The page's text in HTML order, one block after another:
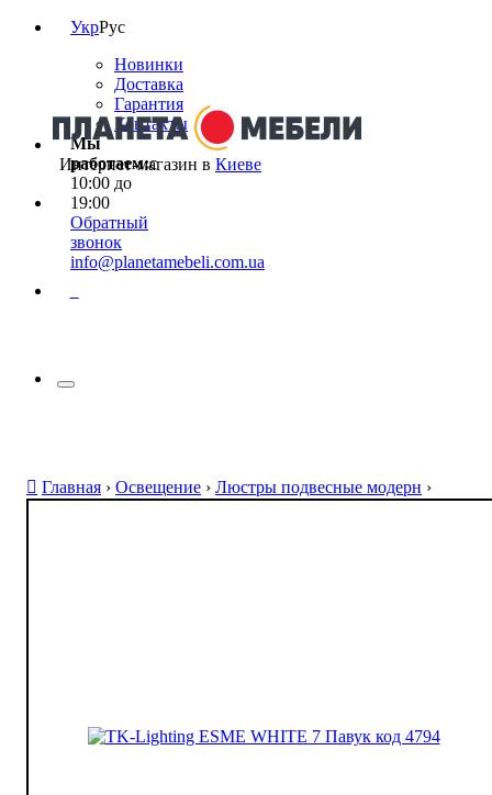
УкрРус
Новинки
Доставка
Гарантия
Контакты
Мы
работаем:с
10:00 до
19:00
Обратный
звонок
info@planetamebeli.com.ua
Интернет-магазин в Киеве
Главная › Освещение › Люстры подвесные модерн ›